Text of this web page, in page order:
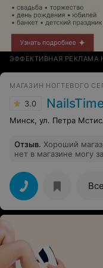
магазин
профессиональной
ЭФФЕКТИВНАЯ РЕКЛАМА
МАГАЗИН НОГТЕВОГО
3.0
Минск, ул. Петра
Отзыв. Хороший
нет в магазине могу